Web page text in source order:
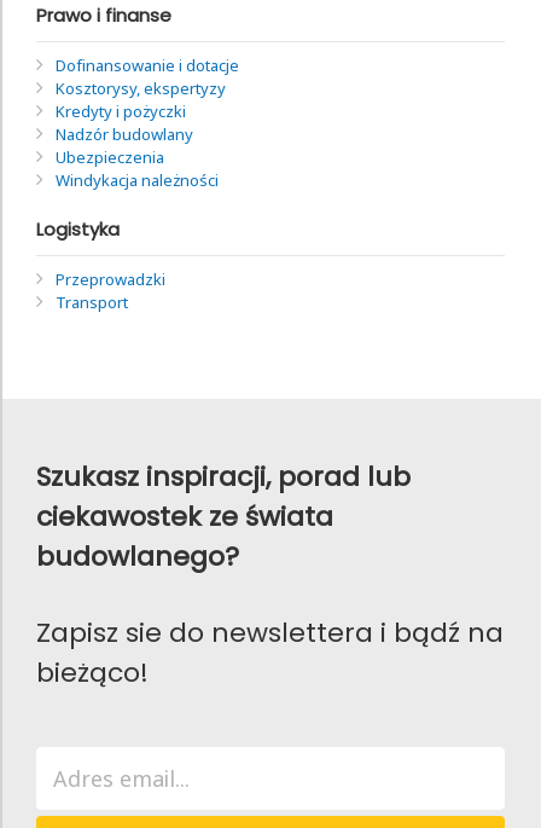
Prawo i finanse
Dofinansowanie i dotacje
Kosztorysy, ekspertyzy
Kredyty i pożyczki
Nadzór budowlany
Ubezpieczenia
Windykacja należności
Logistyka
Przeprowadzki
Transport
Szukasz inspiracji, porad lub
ciekawostek ze świata
budowlanego?
Zapisz sie do newslettera i bądź na
bieżąco!